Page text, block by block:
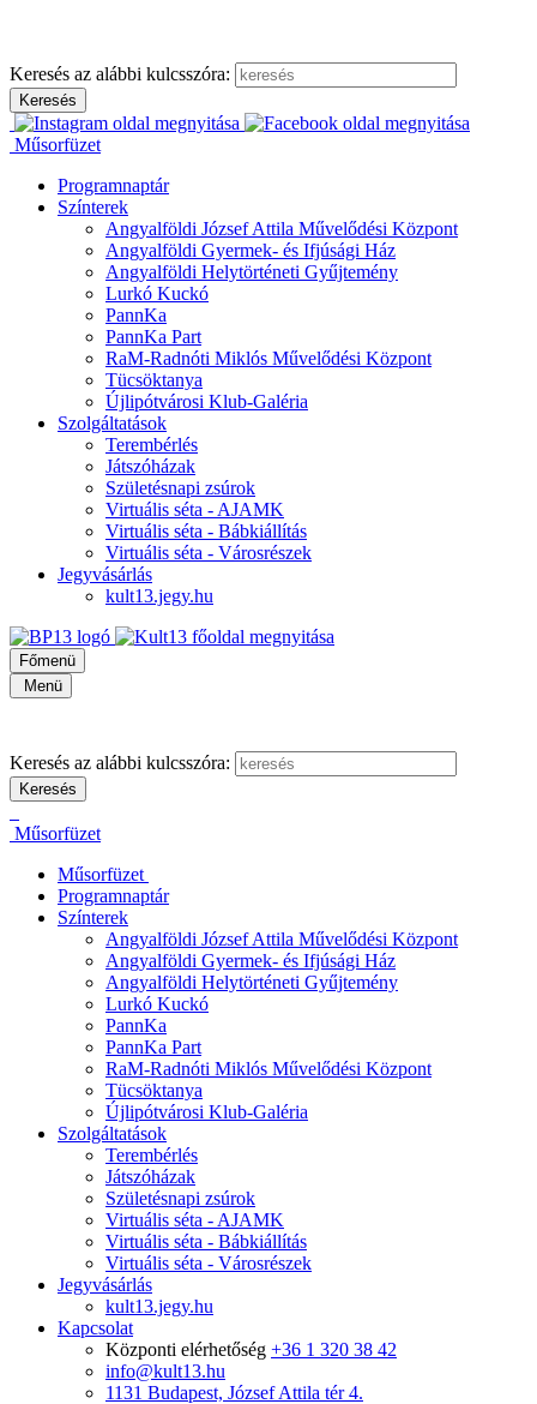
tartalomhoz
Keresés az alábbi kulcsszóra:
Műsorfüzet
Programnaptár
Színterek
Angyalföldi József Attila Művelődési Központ
Angyalföldi Gyermek- és Ifjúsági Ház
Angyalföldi Helytörténeti Gyűjtemény
Lurkó Kuckó
PannKa
PannKa Part
RaM-Radnóti Miklós Művelődési Központ
Tücsöktanya
Újlipótvárosi Klub-Galéria
Szolgáltatások
Terembérlés
Játszóházak
Születésnapi zsúrok
Virtuális séta - AJAMK
Virtuális séta - Bábkiállítás
Virtuális séta - Városrészek
Jegyvásárlás
kult13.jegy.hu
Főmenü
Menü
Keresés az alábbi kulcsszóra:
Műsorfüzet
Műsorfüzet
Programnaptár
Színterek
Angyalföldi József Attila Művelődési Központ
Angyalföldi Gyermek- és Ifjúsági Ház
Angyalföldi Helytörténeti Gyűjtemény
Lurkó Kuckó
PannKa
PannKa Part
RaM-Radnóti Miklós Művelődési Központ
Tücsöktanya
Újlipótvárosi Klub-Galéria
Szolgáltatások
Terembérlés
Játszóházak
Születésnapi zsúrok
Virtuális séta - AJAMK
Virtuális séta - Bábkiállítás
Virtuális séta - Városrészek
Jegyvásárlás
kult13.jegy.hu
Kapcsolat
Központi elérhetőség +36 1 320 38 42
info@kult13.hu
1131 Budapest, József Attila tér 4.